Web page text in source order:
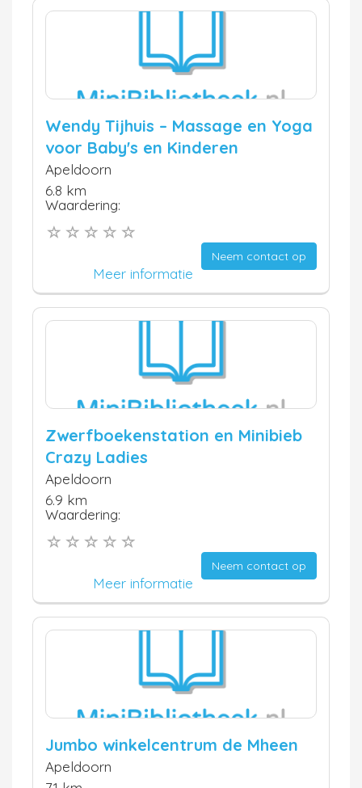
Wendy Tijhuis – Massage en Yoga
voor Baby's en Kinderen
Apeldoorn
6.8 km
Waardering:
Neem contact op
Meer informatie
Zwerfboekenstation en Minibieb
Crazy Ladies
Apeldoorn
6.9 km
Waardering:
Neem contact op
Meer informatie
Jumbo winkelcentrum de Mheen
Apeldoorn